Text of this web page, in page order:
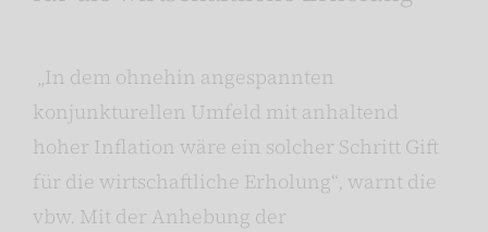
„In dem ohnehin angespannten
konjunkturellen Umfeld mit anhaltend
hoher Inflation wäre ein solcher Schritt Gift
für die wirtschaftliche Erholung“, warnt die
vbw. Mit der Anhebung der